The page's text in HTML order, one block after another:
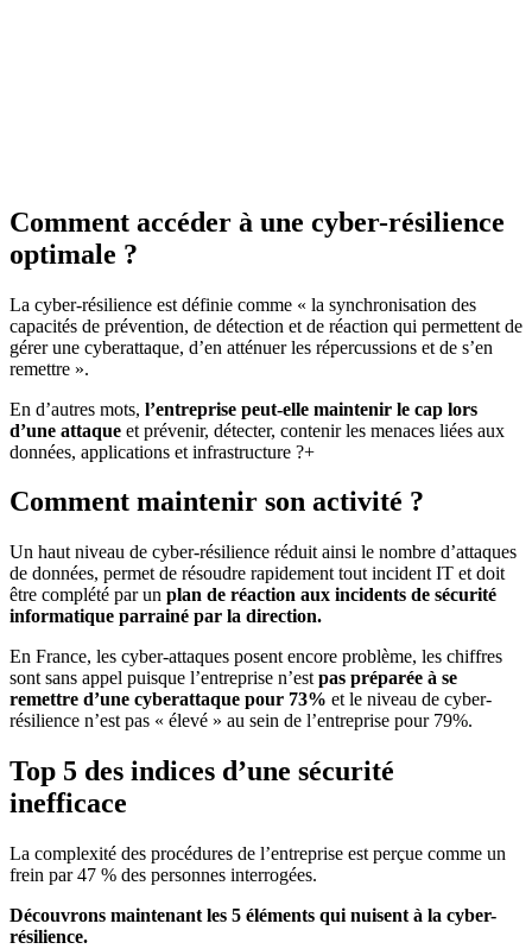
Comment accéder à une cyber-résilience
optimale ?
La cyber-résilience est définie comme « la synchronisation des
capacités de prévention, de détection et de réaction qui permettent de
gérer une cyberattaque, d’en atténuer les répercussions et de s’en
remettre ».
En d’autres mots, l’entreprise peut-elle maintenir le cap lors
d’une attaque et prévenir, détecter, contenir les menaces liées aux
données, applications et infrastructure ?+
Comment maintenir son activité ?
Un haut niveau de cyber-résilience réduit ainsi le nombre d’attaques
de données, permet de résoudre rapidement tout incident IT et doit
être complété par un plan de réaction aux incidents de sécurité
informatique parrainé par la direction.
En France, les cyber-attaques posent encore problème, les chiffres
sont sans appel puisque l’entreprise n’est pas préparée à se
remettre d’une cyberattaque pour 73% et le niveau de cyber-
résilience n’est pas « élevé » au sein de l’entreprise pour 79%.
Top 5 des indices d’une sécurité
inefficace
La complexité des procédures de l’entreprise est perçue comme un
frein par 47 % des personnes interrogées.
Découvrons maintenant les 5 éléments qui nuisent à la cyber-
résilience.